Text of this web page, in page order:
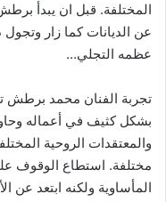
المختلفة. قبل ان يبدأ
عن الديانات كما زار
عظمه التجلي…
تجربة الفنان محمد برطش
بشكل كثيف في أعماله
والمعتقدات الروحية
مختلفة. استطاع الوقوف
المأساوية ولكنه ابتعد عن